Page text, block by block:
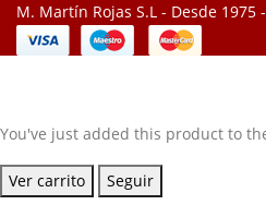
M. Martín Rojas S.L - Desde 1975
You've just added this product to
Ver carrito Seguir